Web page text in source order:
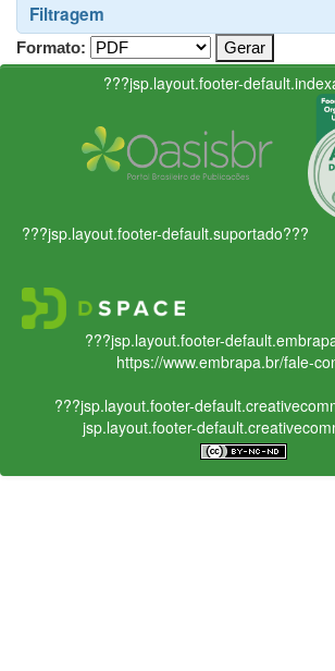
Filtragem
Formato:
???jsp.layout.footer-
???jsp.layout.footer-default.suportado???
???jsp.layout.footer-
https://www.embrapa.br/fale-
???jsp.layout.footer-
jsp.layout.footer-